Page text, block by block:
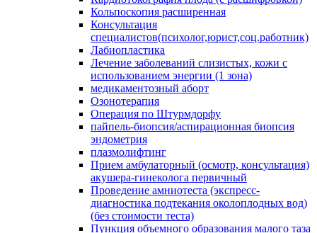
Кольпоскопия расширенная
Консультация
специалистов(психолог,юрист,соц.работник)
Лабиопластика
Лечение заболеваний слизистых, кожи с
использованием энергии (1 зона)
медикаментозный аборт
Озонотерапия
Операция по Штурмдорфу
пайпель-биопсия/аспирационная биопсия
эндометрия
плазмолифтинг
Прием амбулаторный (осмотр, консультация)
акушера-гинеколога первичный
Проведение амниотеста (экспресс-
диагностика подтекания околоплодных вод)
(без стоимости теста)
Пункция объемного образования малого таза